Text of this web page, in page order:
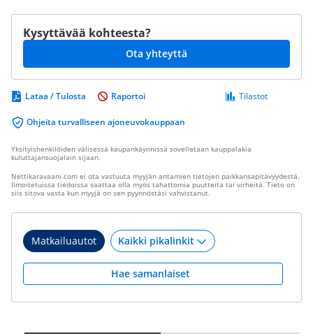
Kysyttävää kohteesta?
Ota yhteyttä
Lataa / Tulosta
Ohjeita turvalliseen ajoneuvokauppaan
Tilastot
Raportoi
Yksityishenkilöiden välisessä kaupankäynnissä sovelletaan kauppalakia
kuluttajansuojalain sijaan.
Nettikaravaani.com ei ota vastuuta myyjän antamien tietojen paikkansapitävyydestä.
Ilmoitetuissa tiedoissa saattaa olla myös tahattomia puutteita tai virheitä. Tieto on
siis sitova vasta kun myyjä on sen pyynnöstäsi vahvistanut.
Matkailuautot
Hae samanlaiset